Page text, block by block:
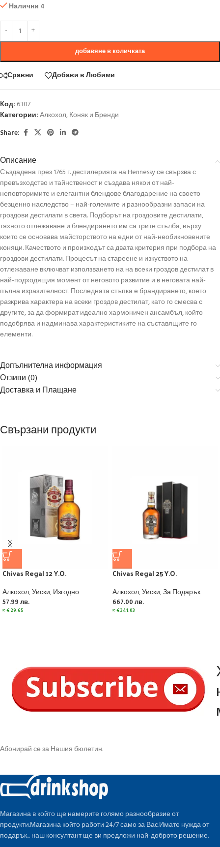
Налични 4
добавяне в количката
Сравни Добави в Любими
Код: 6307
Категории:Алкохол,Коняк и Бренди
Share:
Описание
Създадена през 1765 г. дестилерията на Hennessy се свързва с
превъзходство и тайнственост и създава някои от най-
неповторимите и елегантни блендове благодарение на своето
безценно наследство – най-големите и разнообразни запаси на
гроздови дестилати в света. Подборът на гроздовите дестилати,
тяхното отлежаване и блендирането им са трите стълба, върху
които се основава майсторството на едни от най-необикновените
коняци. Качеството и произходът са двата критерия при подбора на
гроздови дестилати. Процесът на стареене и изкуството на
отлежаване включват използването на на всеки гроздов дестилат в
най-подходящия момент от неговото развитие и в неговата най-
пълна изразителност. Последната стъпка е брандирането, което
разкрива характера на всеки гроздов дестилат, като го смесва с
другите, за да формират идеално хармоничен ансамбъл, който
подобрява и надминава характеристиките на съставящите го
елементи.
Допълнителна информация
Отзиви (0)
Доставка и Плащане
Свързани продукти
Chivas Regal 12 Y.O.
Алкохол,Уиски,Изгодно
57.99 лв.
≈€29.65
Chivas Regal 25 Y.O.
Алкохол,Уиски,За Подарък
667.00 лв.
≈€341.03
Абонирай се за Нашия бюлетин.
Магазина в който ще намерите голямо разнообразие от
продукти.Магазина който работи 24/7 само за Вас.Имате нужда от
подарък... наш консултант ще ви предложи най-доброто решение.